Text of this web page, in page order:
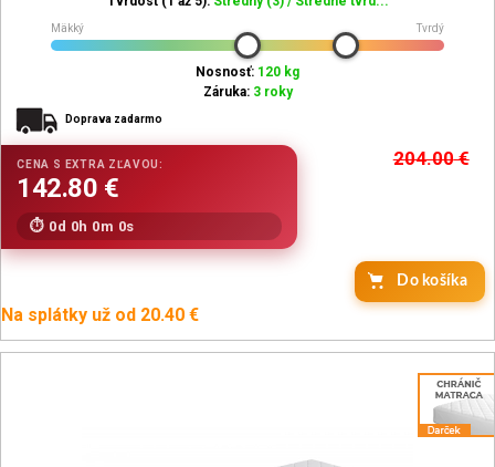
Mäkký Tvrdý
Nosnosť: 120 kg
Záruka: 3 roky
Doprava zadarmo
204.00€
0d 0h 0m 0s
Do košíka
Na splátky už od 20.40 €